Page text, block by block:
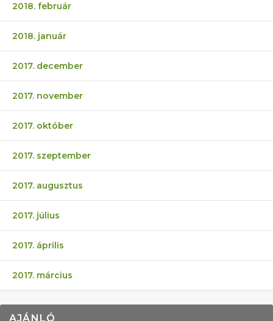
2018. február
2018. január
2017. december
2017. november
2017. október
2017. szeptember
2017. augusztus
2017. július
2017. április
2017. március
AJÁNLÓ